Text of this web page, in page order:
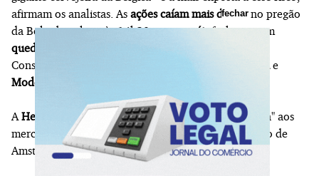
afirmam os analistas. As ações caíam mais de 3%no pregão
da Bolsa brasileira às 14h30, e ospapéisfecharam em
queda de 4%
Constellation Brands, que distribui as marcas
e
Modelo
A Heineken
, que também tem exposição "significativa" aos
mercados brasileiro e mexicano,
caiu 1,4%no pregão de
Amsterdã.
fechar